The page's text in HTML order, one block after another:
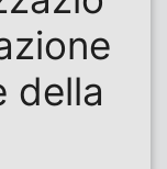
della